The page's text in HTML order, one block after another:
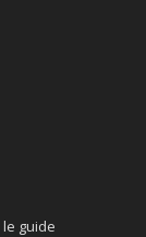
le guide